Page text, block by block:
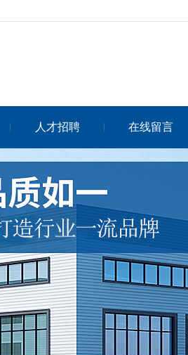
人才招聘 在线留言